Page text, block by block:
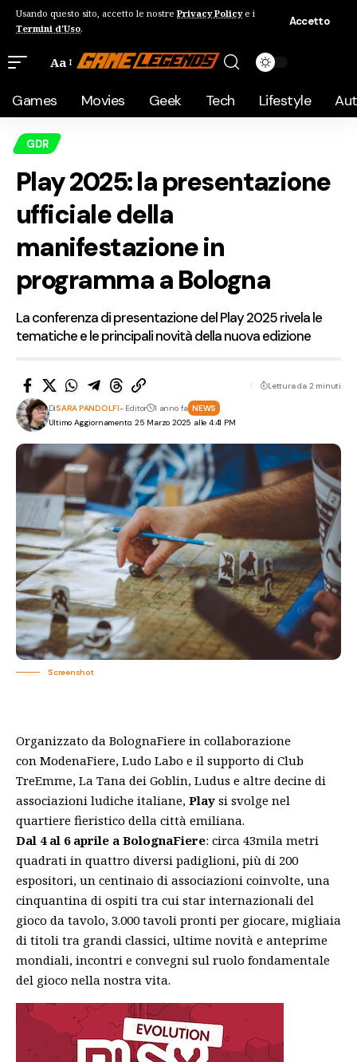
Usando questo sito, accetto le nostre Privacy Policye i
Termini d'Uso.
Accetto
Aa
Games Movies Geek Tech Lifestyle
GDR
Play 2025: la presentazione
ufficiale della
manifestazione in
programma a Bologna
La conferenza di presentazione del Play 2025 rivela le
tematiche e le principali novità della nuova edizione
Ultimo Aggiornamento: 25 Marzo 2025 alle 4:41 PM
DiSARA PANDOLFI- Editor 1 anno fa NEWS
Lettura da 2 minuti
Screenshot
Organizzato da BolognaFiere in collaborazione
con ModenaFiere, Ludo Labo e il supporto di Club
TreEmme, La Tana dei Goblin, Ludus e altre decine di
associazioni ludiche italiane, Play si svolge nel
quartiere fieristico della città emiliana.
Dal 4 al 6 aprile a BolognaFiere: circa 43mila metri
quadrati in quattro diversi padiglioni, più di 200
espositori, un centinaio di associazioni coinvolte, una
cinquantina di ospiti tra cui star internazionali del
gioco da tavolo, 3.000 tavoli pronti per giocare, migliaia
di titoli tra grandi classici, ultime novità e anteprime
mondiali, incontri e convegni sul ruolo fondamentale
del gioco nella nostra vita.